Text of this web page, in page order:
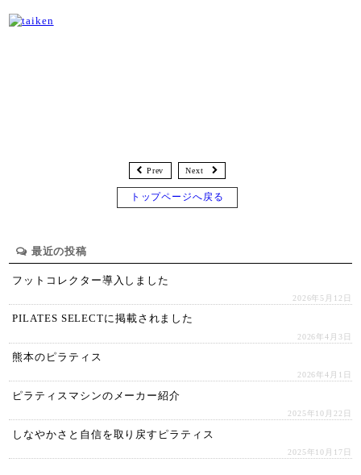
Prev Next
トップページへ戻る
最近の投稿
フットコレクター導入しました
2026年5月12日
PILATES SELECTに掲載されました
2026年4月3日
熊本のピラティス
2026年4月1日
ピラティスマシンのメーカー紹介
2025年10月22日
しなやかさと自信を取り戻すピラティス
2025年10月17日